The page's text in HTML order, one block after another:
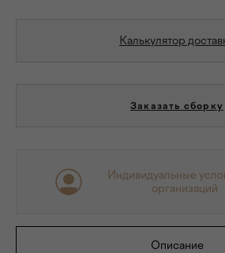
Калькулятор
Заказать сборку
Индивидуальные
организаций
Описание